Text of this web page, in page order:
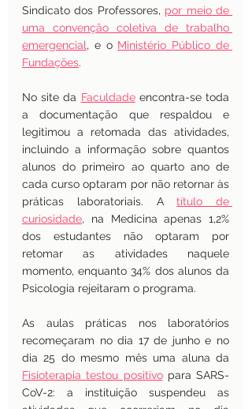
Sindicato dos Professores, por meio de
uma convenção coletiva de trabalho
emergencial, e o Ministério Público de
Fundações.
No site da Faculdade encontra-se toda
a documentação que respaldou e
legitimou a retomada das atividades,
incluindo a informação sobre quantos
alunos do primeiro ao quarto ano de
cada curso optaram por não retornar às
práticas laboratoriais. A
título de
curiosidade, na Medicina apenas 1,2%
dos estudantes não optaram por
retomar as atividades naquele
momento, enquanto 34% dos alunos da
Psicologia rejeitaram o programa.
As aulas práticas nos laboratórios
recomeçaram no dia 17 de junho e no
dia 25 do mesmo mês uma aluna da
Fisioterapia testou positivo para SARS-
CoV-2: a instituição suspendeu as